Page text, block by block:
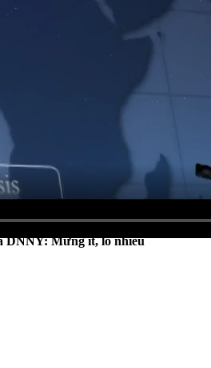
DNNY: Mừng ít, lo nhiều